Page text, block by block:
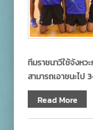
ทีมราชนาวีใช้จังห
สามารถเอาชนะไป
Read More